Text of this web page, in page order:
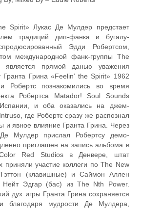
Spirit» Лукас Де Мулдер предстает
традиций дип-фанка и бугалу-
Эдди Робертсом,
международной фанк-группы The
является прямой данью уважения
Гранта Грина «Feelin’ the Spirit» 1962
Робертс познакомились во время
Робертса Matador! Soul Sounds
и оба оказались на джем-
где Робертс сразу же распознал
и явное влияние Гранта Грина. Через
Мулдер прислал Робертсу демо-
приглашен на запись альбома в
Red Studios в Денвере, штат
приняли участие коллеги по The New
(клавишные) и Саймон Аллен
Нейт Эдгар (бас) из The Nth Power.
дух игры Гранта Грина сохраняется
благодаря мудрости Де Мулдера,